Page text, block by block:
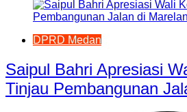
DPRD Medan
Saipul Bahri Apresiasi
Tinjau Pembangunan